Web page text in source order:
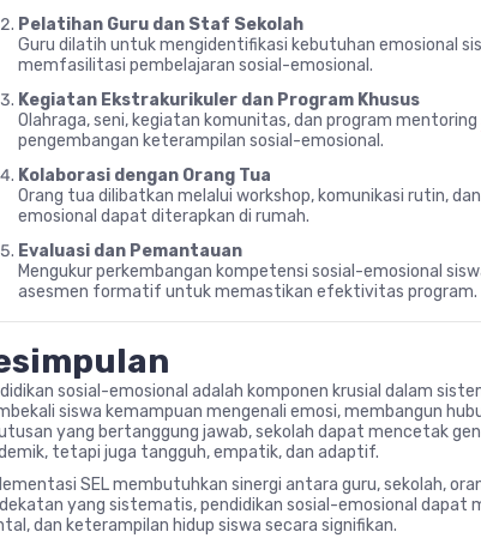
Pelatihan Guru dan Staf Sekolah
Guru dilatih untuk mengidentifikasi kebutuhan emosional
memfasilitasi pembelajaran sosial-emosional.
Kegiatan Ekstrakurikuler dan Program Khusus
Olahraga, seni, kegiatan komunitas, dan program mentoring
pengembangan keterampilan sosial-emosional.
Kolaborasi dengan Orang Tua
Orang tua dilibatkan melalui workshop, komunikasi rutin,
emosional dapat diterapkan di rumah.
Evaluasi dan Pemantauan
Mengukur perkembangan kompetensi sosial-emosional
asesmen formatif untuk memastikan efektivitas program.
sosial-emosional adalah komponen krusial dalam
siswa kemampuan mengenali emosi, membangun
yang bertanggung jawab, sekolah dapat mencetak
tetapi juga tangguh, empatik, dan adaptif.
SEL membutuhkan sinergi antara guru, sekolah,
yang sistematis, pendidikan sosial-emosional dapat
dan keterampilan hidup siswa secara signifikan.